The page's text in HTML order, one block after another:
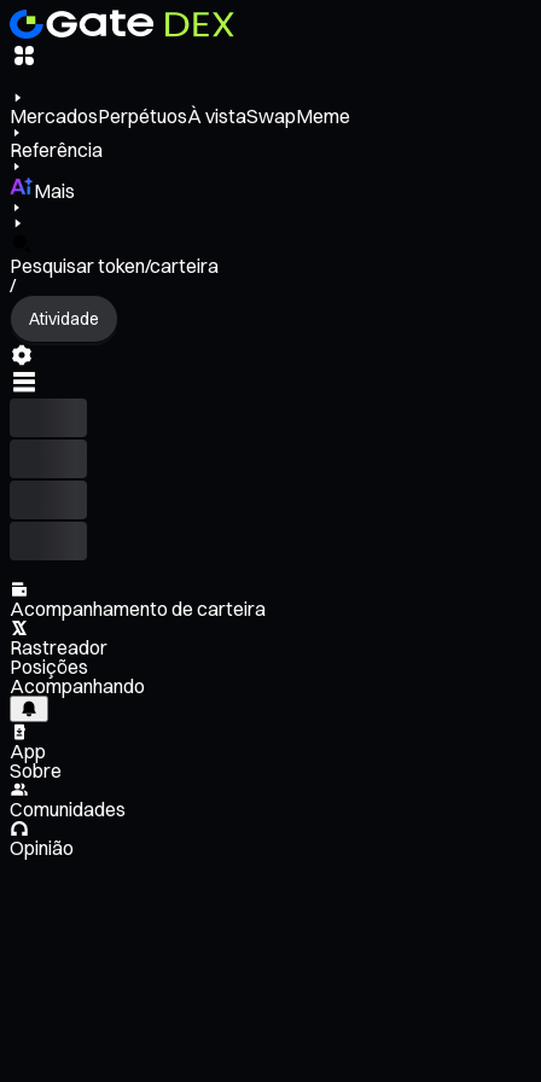
MercadosPerpétuosÀ vistaSwapMeme
Referência
Mais
Pesquisar token/carteira
/
Atividade
Acompanhamento de carteira
Rastreador
Posições
Acompanhando
App
Sobre
Comunidades
Opinião